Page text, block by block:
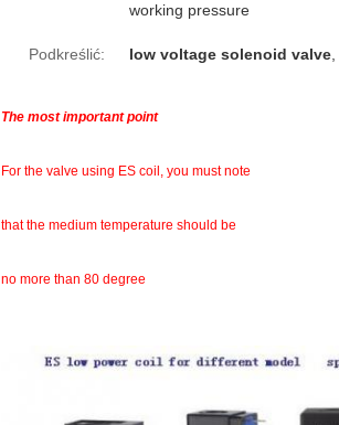
working pressure
Podkreślić: low voltage solenoid valve
The most important point
For the valve using ES coil, you must note
that the medium temperature should be
no more than 80 degree